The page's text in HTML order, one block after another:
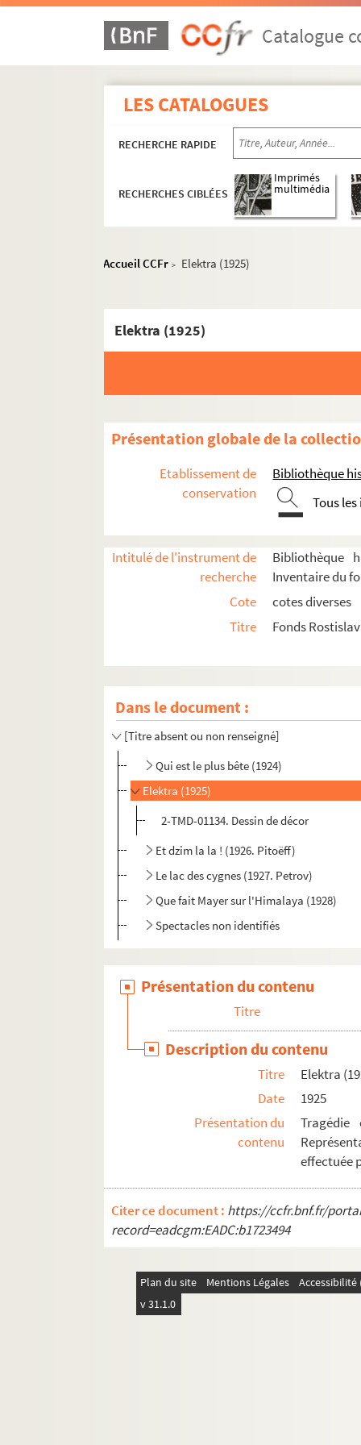
Catalogue
LES CATALOGUES
RECHERCHE RAPIDE
RECHERCHES CIBLÉES
Imprimés
multimédia
Accueil CCFr > Elektra (1925)
Elektra (1925)
Présentation globale de la
Etablissement de
conservation
Bibliothèque
Tous
Intitulé de l'instrument de
recherche
Bibliothèque
Inventaire du
Cote
cotes diverses
Titre
Fonds
Dans le document :
[Titre absent ou non renseigné]
Qui est le plus bête (1924)
Elektra (1925)
2-TMD-01134. Dessin de décor
Et dzim la la ! (1926. Pitoëff)
Le lac des cygnes (1927. Petrov)
Que fait Mayer sur l'Himalaya (1928)
Spectacles non identifiés
Présentation du contenu
Titre
Description du contenu
Titre
Elektra
Date
1925
Présentation du
contenu
effectuée
Citer ce document : https://ccfr.bnf.fr/
record=eadcgm:EADC:b1723494
Plan du site Mentions Légales
v 31.1.0